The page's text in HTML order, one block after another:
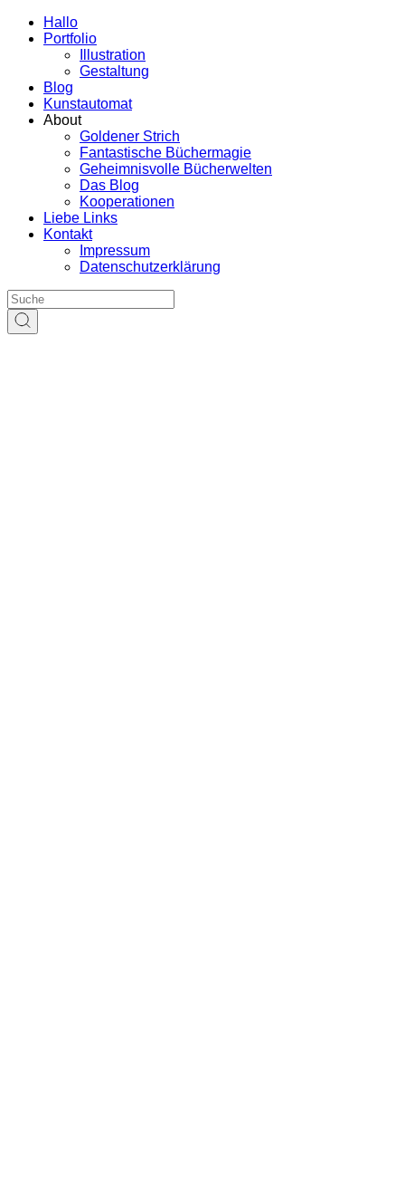
Hallo
Portfolio
Illustration
Gestaltung
Blog
Kunstautomat
About
Goldener Strich
Fantastische Büchermagie
Geheimnisvolle Bücherwelten
Das Blog
Kooperationen
Liebe Links
Kontakt
Impressum
Datenschutzerklärung